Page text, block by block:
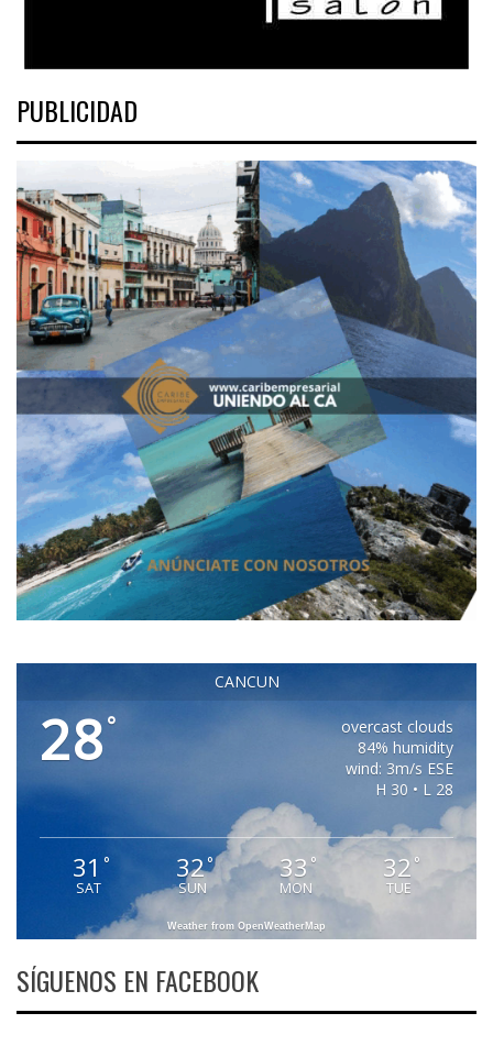
PUBLICIDAD
CANCUN
28°
overcast clouds
84% humidity
wind: 3m/s ESE
H 30 • L 28
31 °
SAT
32°
SUN
33 °
MON
32 °
TUE
Weather from OpenWeatherMap
SÍGUENOS EN FACEBOOK